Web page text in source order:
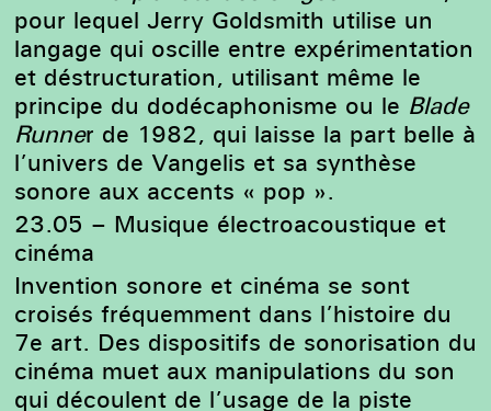
pour lequel Jerry Goldsmith utilise un
langage qui oscille entre expérimentation
et déstructuration, utilisant même le
principe du dodécaphonisme ou le Blade
Runner de 1982, qui laisse la part belle à
l’univers de Vangelis et sa synthèse
sonore aux accents « pop ».
23.05 – Musique électroacoustique et
cinéma
Invention sonore et cinéma se sont
croisés fréquemment dans l’histoire du
7e art. Des dispositifs de sonorisation du
cinéma muet aux manipulations du son
qui découlent de l’usage de la piste